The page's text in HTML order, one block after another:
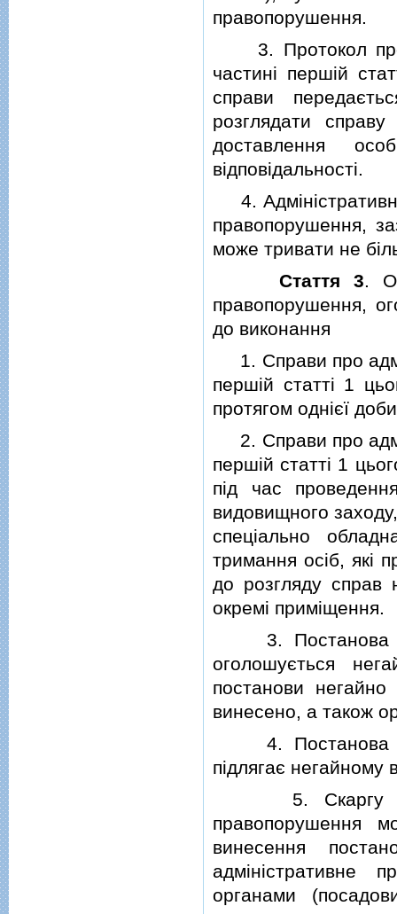
правопорушення.
3. Протокол про
частинi першiй
справи
розглядати
доставлення
вiдповiдальностi.
4.
правопорушення,
може тривати не
Стаття 3.
правопорушення,
до виконання
1. Справи про
першiй статтi 1
протягом однiєї
2. Справи про
першiй статтi 1
пiд час
видовищного
спецiально
тримання осiб, якi
до розгляду справ
окремi примiщення.
3. Постанова по
оголошується
постанови негайно
винесено, а також
4. Постанова по
пiдлягає негайному
5. Скаргу на
правопорушення
винесення
адмiнiстративне
органами